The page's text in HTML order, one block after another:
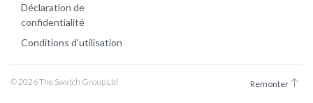
Déclaration de
confidentialité
Conditions d'utilisation
© 2026 The Swatch Group Ltd Remonter